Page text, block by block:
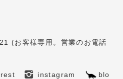
(お客様専用。営業のお電話
instagram
blo